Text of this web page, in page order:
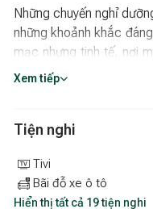
Những chuyến nghỉ
những khoảnh khắc
mạc nhưng tinh tế, nơi
chút thi vị của đời sống
Căn bungalow được bố
Tông màu nội thất ấm,
thiết như điều hòa, tivi
Nhà vệ sinh khép kín
Xem tiếp
Tiện nghi
Tivi
Bãi đỗ xe ô tô
Hiển thị tất cả 19 tiện nghi